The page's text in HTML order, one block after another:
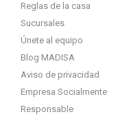
Reglas de la casa
Sucursales
Únete al equipo
Blog MADISA
Aviso de privacidad
Empresa Socialmente
Responsable